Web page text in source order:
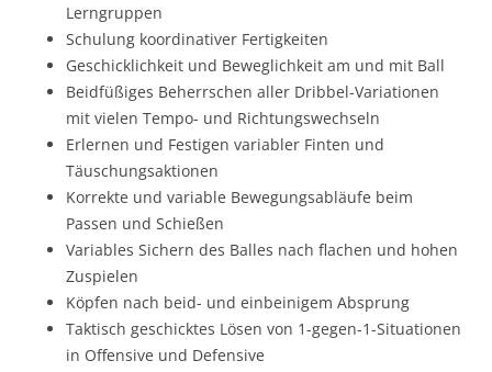
Lerngruppen
Schulung koordinativer Fertigkeiten
Geschicklichkeit und Beweglichkeit am und mit Ball
Beidfüßiges Beherrschen aller Dribbel-Variationen
mit vielen Tempo- und Richtungswechseln
Erlernen und Festigen variabler Finten und
Täuschungsaktionen
Korrekte und variable Bewegungsabläufe beim
Passen und Schießen
Variables Sichern des Balles nach flachen und hohen
Zuspielen
Köpfen nach beid- und einbeinigem Absprung
Taktisch geschicktes Lösen von 1-gegen-1-Situationen
in Offensive und Defensive